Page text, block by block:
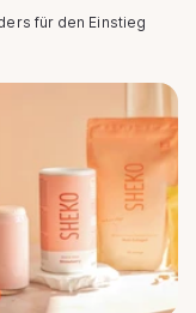
für den Einstieg